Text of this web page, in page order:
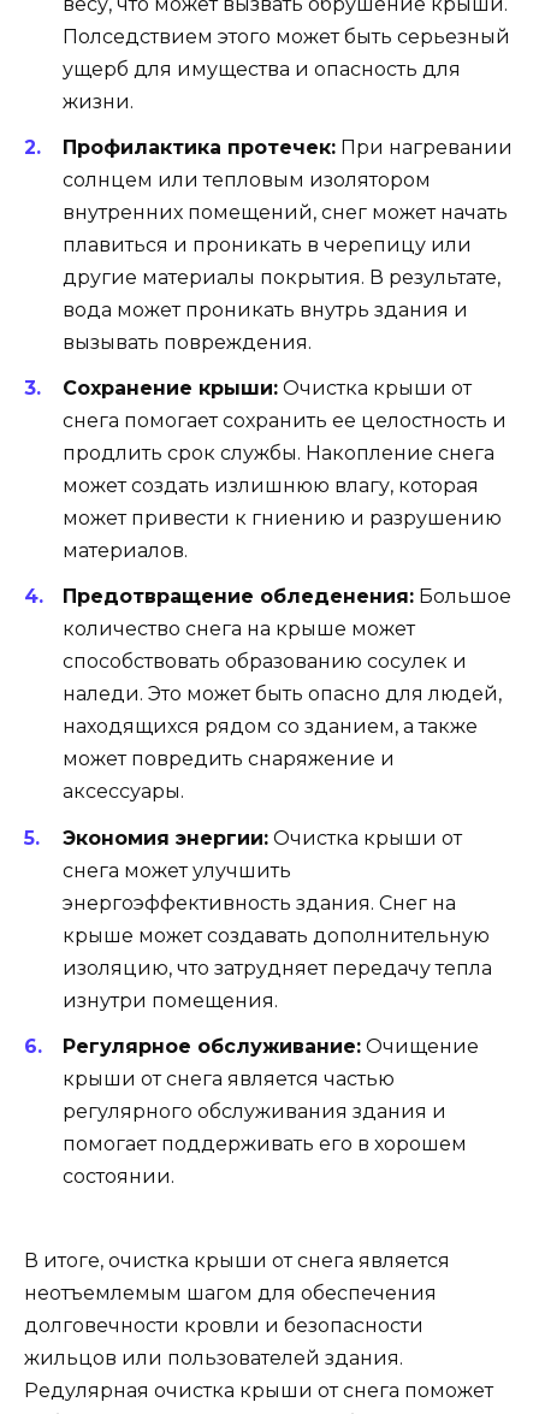
Полседствием этого может быть серьезный
ущерб для имущества и опасность для
жизни.
Профилактика протечек: При нагревании
солнцем или тепловым изолятором
внутренних помещений, снег может начать
плавиться и проникать в черепицу или
другие материалы покрытия. В результате,
вода может проникать внутрь здания и
вызывать повреждения.
Сохранение крыши: Очистка крыши от
снега помогает сохранить ее целостность и
продлить срок службы. Накопление снега
может создать излишнюю влагу, которая
может привести к гниению и разрушению
материалов.
Предотвращение обледенения: Большое
количество снега на крыше может
способствовать образованию сосулек и
наледи. Это может быть опасно для людей,
находящихся рядом со зданием, а также
может повредить снаряжение и
аксессуары.
Экономия энергии: Очистка крыши от
снега может улучшить
энергоэффективность здания. Снег на
крыше может создавать дополнительную
изоляцию, что затрудняет передачу тепла
изнутри помещения.
Регулярное обслуживание: Очищение
крыши от снега является частью
регулярного обслуживания здания и
помогает поддерживать его в хорошем
состоянии.
В итоге, очистка крыши от снега является
неотъемлемым шагом для обеспечения
долговечности кровли и безопасности
жильцов или пользователей здания.
Редулярная очистка крыши от снега поможет